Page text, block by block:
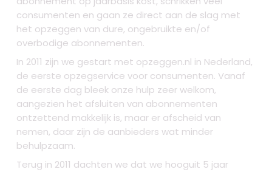
consumenten en gaan ze direct aan de slag met
het opzeggen van dure, ongebruikte en/of
overbodige abonnementen.
In 2011 zijn we gestart met opzeggen.nl in Nederland,
de eerste opzegservice voor consumenten. Vanaf
de eerste dag bleek onze hulp zeer welkom,
aangezien het afsluiten van abonnementen
ontzettend makkelijk is, maar er afscheid van
nemen, daar zijn de aanbieders wat minder
behulpzaam.
Terug in 2011 dachten we dat we hooguit 5 jaar